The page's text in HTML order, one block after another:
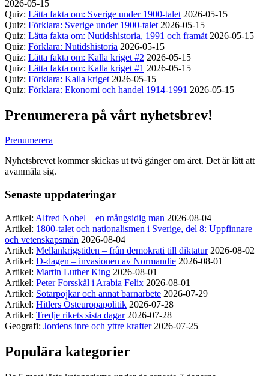
2026-05-15
Quiz: Lätta fakta om: Sverige under 1900-talet 2026-05-15
Quiz: Förklara: Sverige under 1900-talet 2026-05-15
Quiz: Lätta fakta om: Nutidshistoria, 1991 och framåt 2026-05-15
Quiz: Förklara: Nutidshistoria 2026-05-15
Quiz: Lätta fakta om: Kalla kriget #2 2026-05-15
Quiz: Lätta fakta om: Kalla kriget #1 2026-05-15
Quiz: Förklara: Kalla kriget 2026-05-15
Quiz: Förklara: Ekonomi och handel 1914-1991 2026-05-15
Prenumerera på vårt nyhetsbrev!
Prenumerera
Nyhetsbrevet kommer skickas ut två gånger om året. Det är lätt att
avanmäla sig.
Senaste uppdateringar
Artikel: Alfred Nobel – en mångsidig man 2026-08-04
Artikel: 1800-talet och nationalismen i Sverige, del 8: Uppfinnare
och vetenskapsmän 2026-08-04
Artikel: Mellankrigstiden – från demokrati till diktatur 2026-08-02
Artikel: D-dagen – invasionen av Normandie 2026-08-01
Artikel: Martin Luther King 2026-08-01
Artikel: Peter Forsskål i Arabia Felix 2026-08-01
Artikel: Sotarpojkar och annat barnarbete 2026-07-29
Artikel: Hitlers Östeuropapolitik 2026-07-28
Artikel: Tredje rikets sista dagar 2026-07-28
Geografi: Jordens inre och yttre krafter 2026-07-25
Populära kategorier